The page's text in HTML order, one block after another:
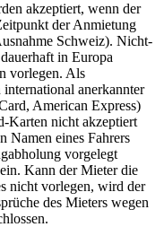
akzeptiert, wenn der
der Anmietung
Schweiz). Nicht-
in Europa
vorlegen. Als
anerkannter
American Express)
Karten nicht akzeptiert
Namen eines Fahrers
vorgelegt
Kann der Mieter die
nicht vorlegen, wird der
des Mieters wegen